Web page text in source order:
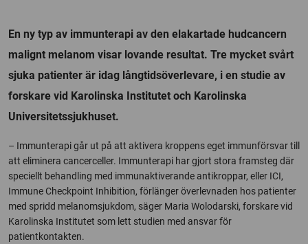
En ny typ av immunterapi av den elakartade hudcancern
malignt melanom visar lovande resultat. Tre mycket svårt
sjuka patienter är idag långtidsöverlevare, i en studie av
forskare vid Karolinska Institutet och Karolinska
Universitetssjukhuset.
– Immunterapi går ut på att aktivera kroppens eget immunförsvar till
att eliminera cancerceller. Immunterapi har gjort stora framsteg där
speciellt behandling med immunaktiverande antikroppar, eller ICI,
Immune Checkpoint Inhibition, förlänger överlevnaden hos patienter
med spridd melanomsjukdom, säger Maria Wolodarski, forskare vid
Karolinska Institutet som lett studien med ansvar för
patientkontakten.